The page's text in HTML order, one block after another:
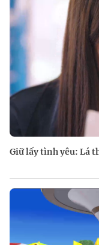
Giữ lấy tình yêu: Lá